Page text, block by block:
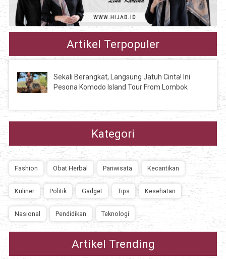
Artikel Terpopuler
Sekali Berangkat, Langsung Jatuh Cinta! Ini
Pesona Komodo Island Tour From Lombok
Kategori
Fashion Obat Herbal Pariwisata Kecantikan
Kuliner Politik Gadget Tips Kesehatan
Nasional Pendidikan Teknologi
Artikel Trending